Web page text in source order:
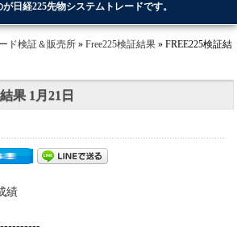
日経225先物システムトレードです。
ド検証＆販売所 »Free225検証結果 » FREE225検証結
果 1月21日
績